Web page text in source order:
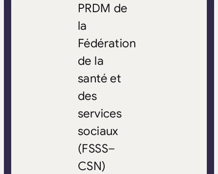
PRDM de
la
Fédération
de la
santé et
des
services
sociaux
(FSSS–
CSN)